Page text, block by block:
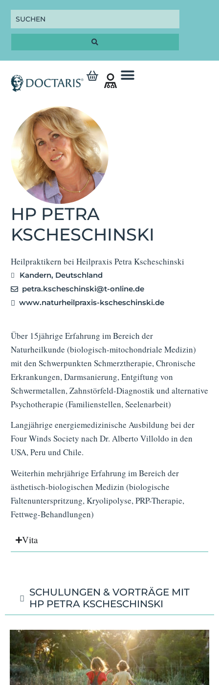
HP PETRA
KSCHESCHINSKI
Heilpraktikern bei Heilpraxis Petra Kscheschinski
Kandern, Deutschland
petra.kscheschinski@t-online.de
www.naturheilpraxis-kscheschinski.de
Über 15jährige Erfahrung im Bereich der
Naturheilkunde (biologisch-mitochondriale Medizin)
mit den Schwerpunkten Schmerztherapie, Chronische
Erkrankungen, Darmsanierung, Entgiftung von
Schwermetallen, Zahnstörfeld-Diagnostik und alternative
Psychotherapie (Familienstellen, Seelenarbeit)
Langjährige energiemedizinische Ausbildung bei der
Four Winds Society nach Dr. Alberto Villoldo in den
USA, Peru und Chile.
Weiterhin mehrjährige Erfahrung im Bereich der
ästhetisch-biologischen Medizin (biologische
Faltenunterspritzung, Kryolipolyse, PRP-Therapie,
Fettweg-Behandlungen)
Vita
SCHULUNGEN & VORTRÄGE MIT
HP PETRA KSCHESCHINSKI